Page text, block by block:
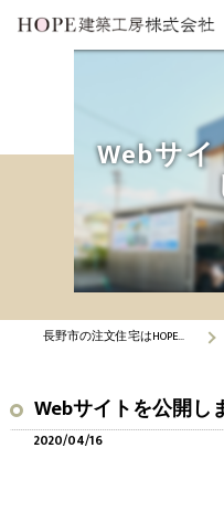
Webサ
長野市の注文住宅はHOPE建築工房
Webサイトを公開し
2020/04/16